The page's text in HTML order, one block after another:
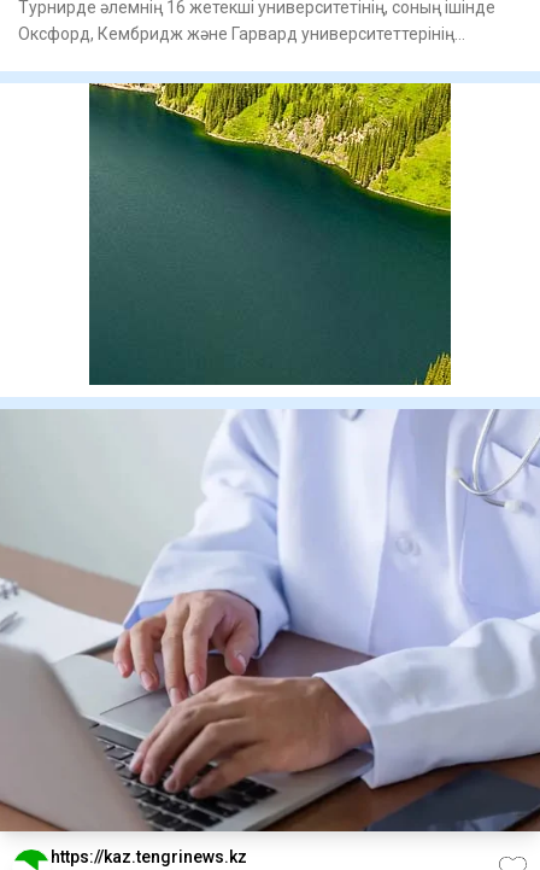
Турнирде әлемнің 16 жетекші университетінің, соның ішінде
Оксфорд, Кембридж және Гарвард университеттерінің
https://kaz.tengrinews.kz